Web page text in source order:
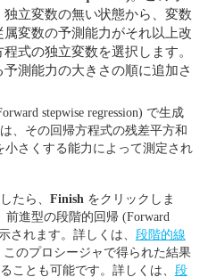
立変数の無い状態から、変数
変数の予測能力がそれ以上改
式の独立変数を選択します。
測能力の大きさの順に追加さ
stepwise regression) で生成
、その回帰方程式の残差平方和
小さくする能力によって測定され
たら、Finish をクリックしま
前進型の段階的回帰 (Forward
されます。詳しくは、 段階的線
のプロシージャで得られた結果
ことも可能です。詳しくは、 段